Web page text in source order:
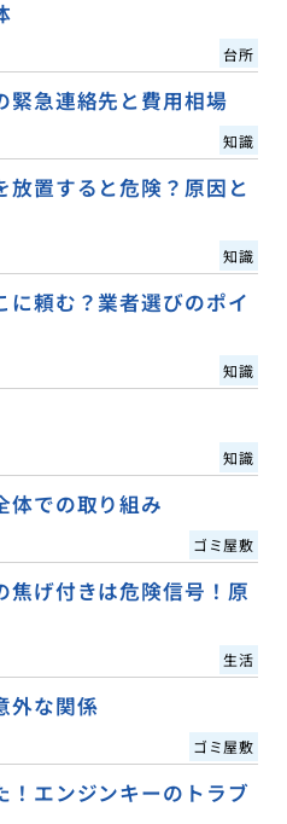
台所
緊急連絡先と費用相場
知識
放置すると危険？原因と
知識
に頼む？業者選びのポイ
知識
知識
体での取り組み
ゴミ屋敷
焦げ付きは危険信号！原
生活
外な関係
ゴミ屋敷
！エンジンキーのトラブ